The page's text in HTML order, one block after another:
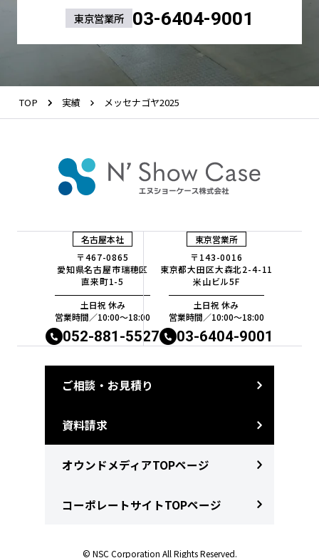
東京営業所 03-6404-9001
TOP 実績 メッセナゴヤ2025
名古屋本社
〒467-0865
愛知県名古屋市瑞穂区
直来町1-5
土日祝 休み
営業時間／10:00〜18:00
052-881-5527
東京営業所
〒143-0016
東京都大田区大森北2-4-11
米山ビル5F
土日祝 休み
営業時間／10:00〜18:00
03-6404-9001
ご相談・お見積り
資料請求
オウンドメディアTOPページ
コーポレートサイトTOPページ
© NSC Corporation All Rights Reserved.